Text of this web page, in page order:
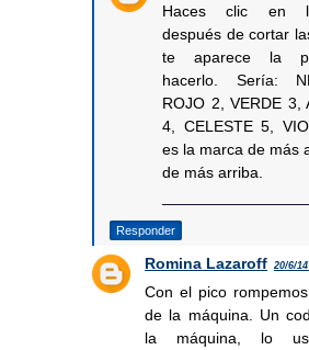
Haces clic en
después de cortar
te aparece la
hacerlo. Sería:
ROJO 2, VERDE 3,
4, CELESTE 5,
es la marca de más
de más arriba.
Responder
Romina Lazaroff 20/6/
Con el pico
de la máquina. Un
la máquina, lo